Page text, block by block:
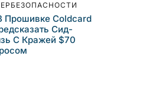
Прошивке Coldcard
Сид-
С Кражей $70